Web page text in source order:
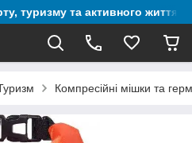
туризму та активного життя
Компресійні мішки та